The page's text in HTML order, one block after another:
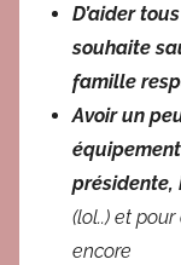
D’aider
souhaite
famille
Avoir un
présidente,
(lol..) et
encore